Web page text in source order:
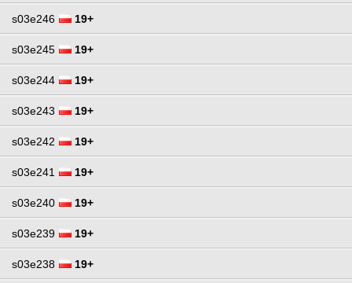
s03e246 19+
s03e245 19+
s03e244 19+
s03e243 19+
s03e242 19+
s03e241 19+
s03e240 19+
s03e239 19+
s03e238 19+